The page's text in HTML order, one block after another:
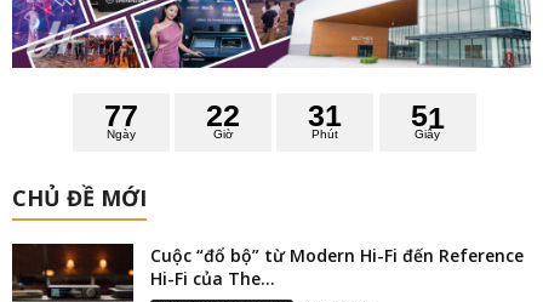
Ngày
77
Giờ
22
Phút
31
Giây
50
CHỦ ĐỀ MỚI
Cuộc “đổ bộ” từ Modern Hi-Fi đến Reference
Hi-Fi của The...